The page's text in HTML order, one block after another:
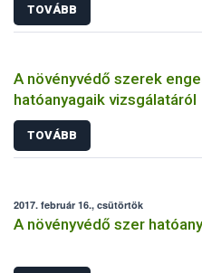
TOVÁBB
A növényvédő szerek
hatóanyagaik vizsgálatáról
TOVÁBB
2017. február 16., csütörtök
A növényvédő szer